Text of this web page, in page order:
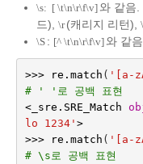
\s: [ \t\n\r\f\v] 와 같음.
드), \r (캐리지 리턴),
\S : [^ \t\n\r\f\v] 와 같음.
>>> re . match ( '[a-
# ' '로 공백 표현
<_sre . SRE_Match
lo 1234' >
>>>
re . match ( '[a-
# \s로 공백 표현